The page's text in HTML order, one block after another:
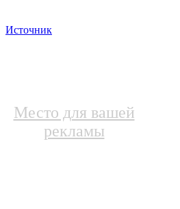
Источник
Место для вашей
рекламы